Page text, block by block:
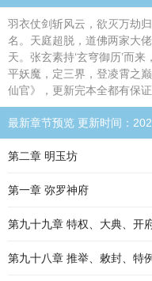
羽衣仗剑斩风云，欲灭万劫
名。天庭超脱，道佛两家大
天。张玄素持‘玄穹御历’而
平妖魔，定三界，登凌霄之
仙官》，更新完本全都有保证
最新章节预览 更新时间：
第二章 明玉坊
第一章 弥罗神府
第九十九章 特权、大典、开
第九十八章 推举、敕封、特例